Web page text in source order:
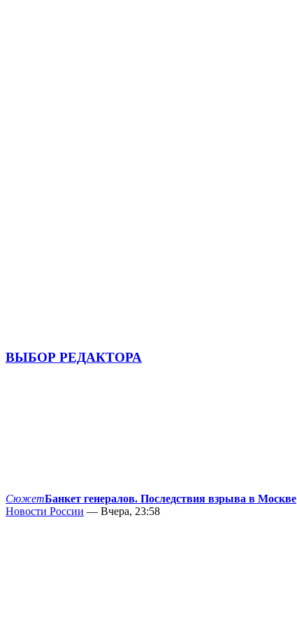
ВЫБОР РЕДАКТОРА
СюжетБанкет генералов. Последствия взрыва в Москве
Новости России — Вчера, 23:58